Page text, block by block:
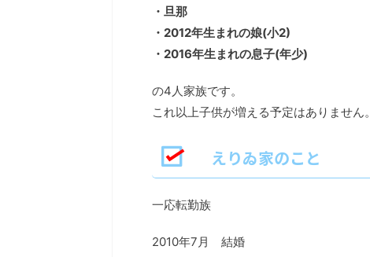
・旦那
・2012年生まれの娘(小2)
・2016年生まれの息子(年少)
の4人家族です。
これ以上子供が増える予定はありません。
えりゐ家のこと
一応転勤族
2010年7月 結婚